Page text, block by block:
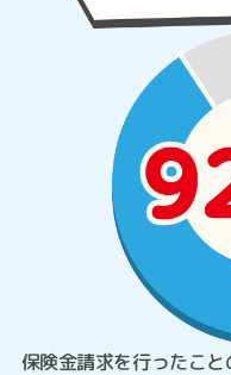
保険金請求を行ったこ